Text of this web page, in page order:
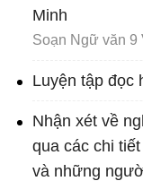
Minh
Soạn Ngữ văn 9
Luyện tập đọc
Nhận xét về
qua các chi
và những